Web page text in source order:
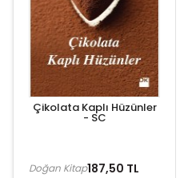
Çikolata Kaplı Hüzünler
- SC
187,50 TL
Doğan Kitap